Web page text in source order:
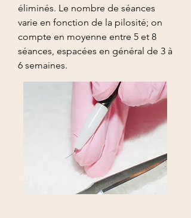
éliminés. Le nombre de séances
varie en fonction de la pilosité; on
compte en moyenne entre 5 et 8
séances, espacées en général de 3 à
6 semaines.